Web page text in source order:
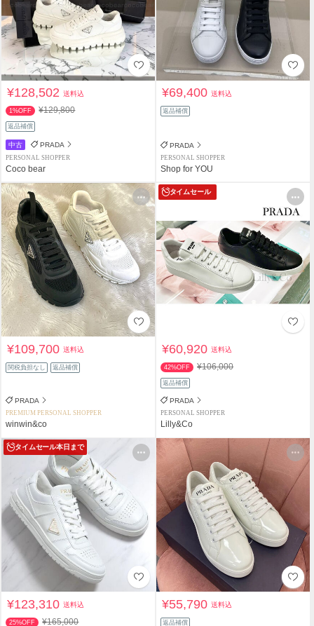
¥128,502送料込
1%OFF ¥129,800
返品補償
中古 PRADA
PERSONAL SHOPPER
Coco bear
¥69,400送料込
返品補償
PRADA
PERSONAL SHOPPER
Shop for YOU
¥109,700送料込
関税負担なし 返品補償
PRADA
PREMIUM PERSONAL SHOPPER
winwin&co
タイムセール
¥60,920送料込
42%OFF ¥106,000
返品補償
PRADA
PERSONAL SHOPPER
Lilly&Co
タイムセール本日まで
¥123,310送料込
25%OFF ¥165,000
¥55,790送料込
返品補償